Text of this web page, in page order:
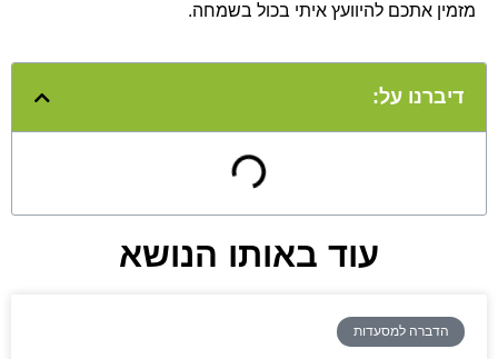
מזמין אתכם להיוועץ איתי בכול בשמחה.
דיברנו על:
עוד באותו הנושא
הדברה למסעדות